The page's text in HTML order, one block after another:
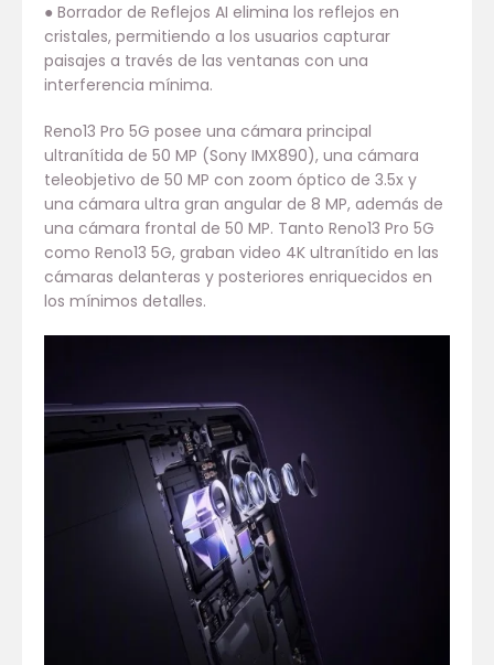
● Borrador de Reflejos AI elimina los reflejos en
cristales, permitiendo a los usuarios capturar
paisajes a través de las ventanas con una
interferencia mínima.
Reno13 Pro 5G posee una cámara principal
ultranítida de 50 MP (Sony IMX890), una cámara
teleobjetivo de 50 MP con zoom óptico de 3.5x y
una cámara ultra gran angular de 8 MP, además de
una cámara frontal de 50 MP. Tanto Reno13 Pro 5G
como Reno13 5G, graban video 4K ultranítido en las
cámaras delanteras y posteriores enriquecidos en
los mínimos detalles.